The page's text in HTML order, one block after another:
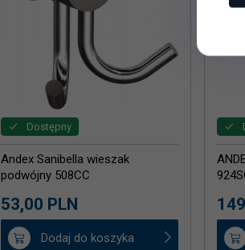
Dostępny
Andex Sanibella wieszak
podwójny 508CC
53,00 PLN
Dodaj do koszyka